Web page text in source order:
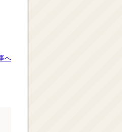
へ